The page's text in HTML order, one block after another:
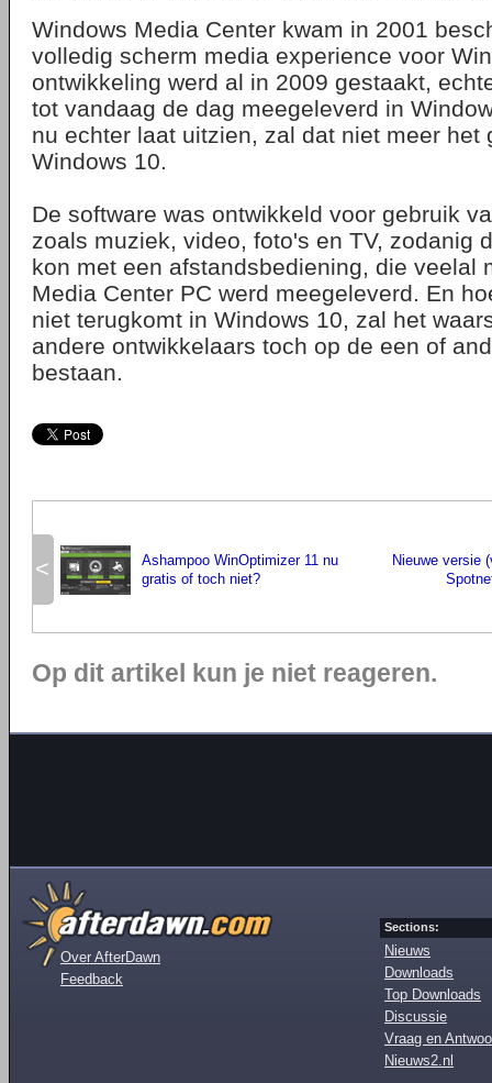
Windows Media Center kwam in 2001
volledig scherm media experience voor
ontwikkeling werd al in 2009 gestaakt,
tot vandaag de dag meegeleverd in
nu echter laat uitzien, zal dat niet meer het
Windows 10.
De software was ontwikkeld voor gebruik
zoals muziek, video, foto's en TV, zodanig
kon met een afstandsbediening, die veelal
Media Center PC werd meegeleverd. En
niet terugkomt in Windows 10, zal het
andere ontwikkelaars toch op de een of
bestaan.
<
Ashampoo WinOptimizer 11 nu
gratis of toch niet?
Nieuwe versie
Op dit artikel kun je niet reageren.
Over AfterDawn
Feedback
Sections:
Nieuws
Downloads
Top Downloads
Discussie
Vraag en
Nieuws2.nl